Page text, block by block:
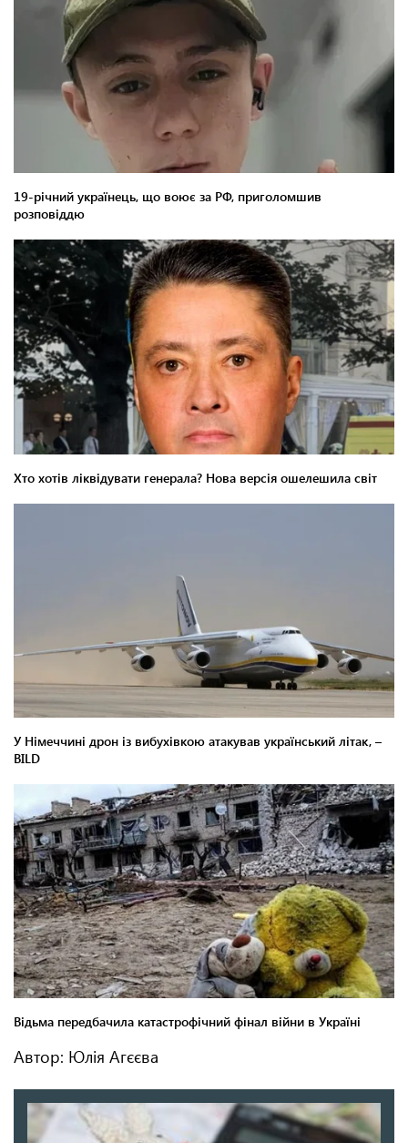
Автор: Юлія Агєєва